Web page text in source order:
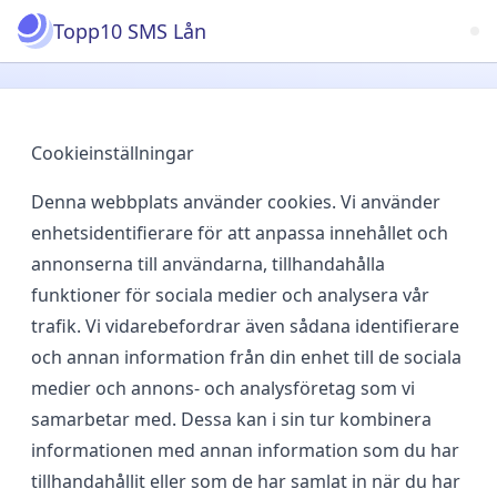
Topp10 SMS Lån
Cookieinställningar
Denna webbplats använder cookies. Vi använder
enhetsidentifierare för att anpassa innehållet och
annonserna till användarna, tillhandahålla
funktioner för sociala medier och analysera vår
trafik. Vi vidarebefordrar även sådana identifierare
och annan information från din enhet till de sociala
medier och annons- och analysföretag som vi
samarbetar med. Dessa kan i sin tur kombinera
informationen med annan information som du har
tillhandahållit eller som de har samlat in när du har